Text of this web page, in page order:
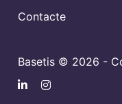
Contacte
Basetis © 2026 -